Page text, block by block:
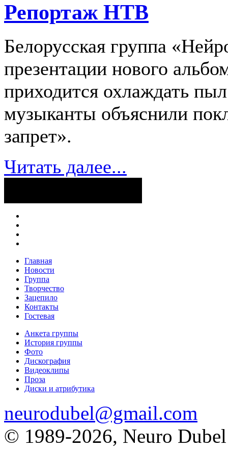
Репортаж НТВ
Белорусская группа
презентации нового
приходится охлаждать
музыканты объяснили
запрет».
Читать далее...
Главная
Новости
Группа
Творчество
Зацепило
Контакты
Гостевая
Анкета группы
История группы
Фото
Дискография
Видеоклипы
Проза
Диски и атрибутика
neurodubel@gmail.com
© 1989-2026, Neuro Dubel